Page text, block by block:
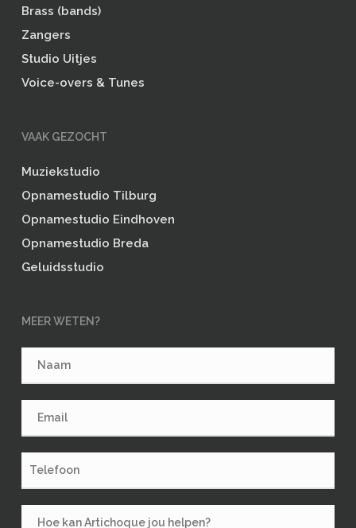
Brass (bands)
Zangers
Studio Uitjes
Voice-overs & Tunes
VAAK GEZOCHT
Muziekstudio
Opnamestudio Tilburg
Opnamestudio Eindhoven
Opnamestudio Breda
Geluidsstudio
MEER WETEN?